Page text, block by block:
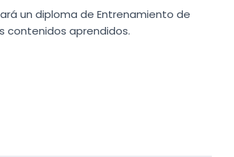
un diploma de Entrenamiento de
contenidos aprendidos.